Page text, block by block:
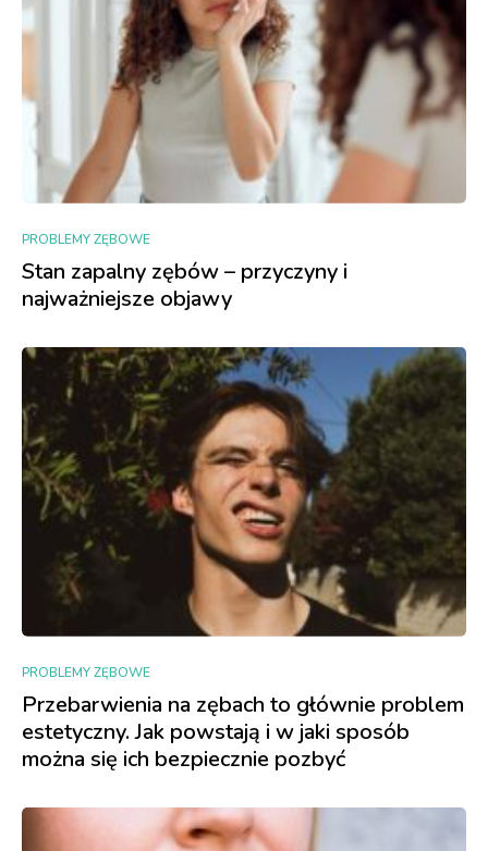
PROBLEMY ZĘBOWE
Stan zapalny zębów – przyczyny i
najważniejsze objawy
PROBLEMY ZĘBOWE
Przebarwienia na zębach to głównie problem
estetyczny. Jak powstają i w jaki sposób
można się ich bezpiecznie pozbyć